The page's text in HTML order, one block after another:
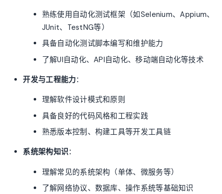
熟练使用自动化测试框架（如Selenium、Appium、
JUnit、TestNG等）
具备自动化测试脚本编写和维护能力
了解UI自动化、API自动化、移动端自动化等技术
开发与工程能力：
理解软件设计模式和原则
具备良好的代码风格和工程实践
熟悉版本控制、构建工具等开发工具链
系统架构知识：
理解常见的系统架构（单体、微服务等）
了解网络协议、数据库、操作系统等基础知识